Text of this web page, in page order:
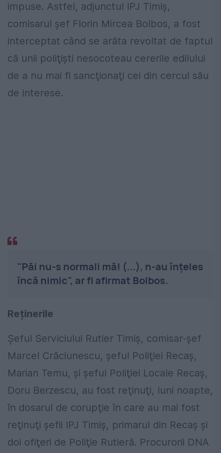
impuse. Astfel, adjunctul IPJ Timiş,
comisarul şef Florin Mircea Bolbos, a fost
interceptat când se arăta revoltat de faptul
că unii poliţişti nesocoteau cererile edilului
de a nu mai fi sancţionaţi cei din cercul său
de interese.
"Păi nu-s normali mă! (...), n-au înţeles
încă nimic", ar fi afirmat Bolbos.
Reținerile
Şeful Serviciului Rutier Timiş, comisar-şef
Marcel Crăciunescu, şeful Poliţiei Recaş,
Marian Temu, şi şeful Poliţiei Locale Recaş,
Doru Berzescu, au fost reţinuţi, luni noapte,
în dosarul de corupţie în care au mai fost
reţinuţi şefii IPJ Timiş, primarul din Recaş şi
doi ofiţeri de Poliţie Rutieră. Procurorii DNA